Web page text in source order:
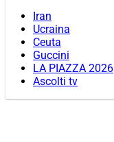
Iran
Ucraina
Ceuta
Guccini
LA PIAZZA 2026
Ascolti tv